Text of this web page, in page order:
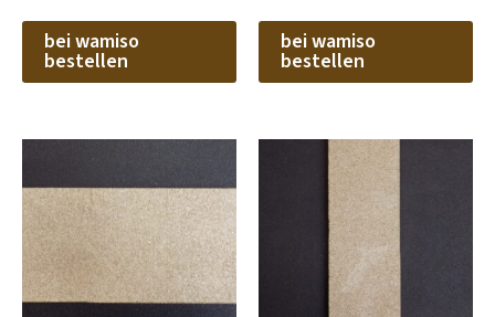
bei wamiso
bestellen
bei wamiso
bestellen